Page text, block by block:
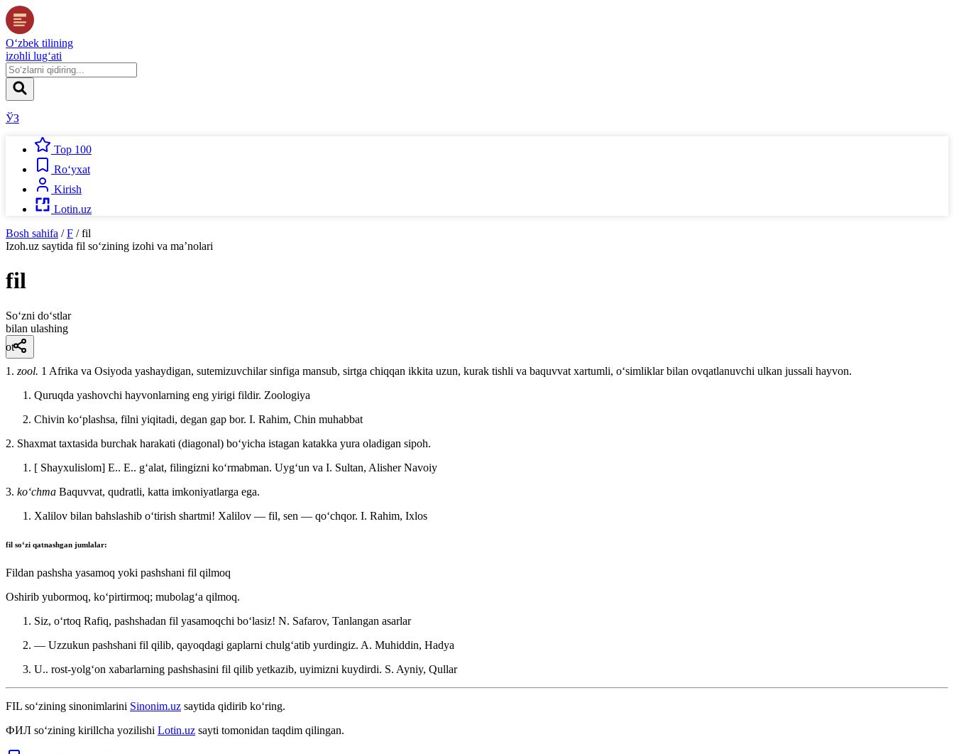
O‘zbek tilining
izohli lug‘ati
ЎЗ
Top 100
Ro‘yxat
Kirish
Lotin.uz
Bosh sahifa / F / fil
Izoh.uz saytida fil so‘zining izohi va ma’nolari
fil
So‘zni do‘stlar
bilan ulashing
ot
1. zool. 1 Afrika va Osiyoda yashaydigan, sutemizuvchilar sinfiga mansub, sirtga chiqqan ikkita uzun, kurak tishli va baquvvat xartumli, oʻsimliklar bilan ovqatlanuvchi ulkan jussali hayvon.
Quruqda yashovchi hayvonlarning eng yirigi fildir. Zoologiya
Chivin koʻplashsa, filni yiqitadi, degan gap bor. I. Rahim, Chin muhabbat
2. Shaxmat taxtasida burchak harakati (diagonal) boʻyicha istagan katakka yura oladigan sipoh.
[ Shayxulislom] E.. E.. gʻalat, filingizni koʻrmabman. Uygʻun va I. Sultan, Alisher Navoiy
3. koʻchma Baquvvat, qudratli, katta imkoniyatlarga ega.
Xalilov bilan bahslashib oʻtirish shartmi! Xalilov — fil, sen — qoʻchqor. I. Rahim, Ixlos
fil soʻzi qatnashgan jumlalar:
Fildan pashsha yasamoq yoki pashshani fil qilmoq
Oshirib yubormoq, koʻpirtirmoq; mubolagʻa qilmoq.
Siz, oʻrtoq Rafiq, pashshadan fil yasamoqchi boʻlasiz! N. Safarov, Tanlangan asarlar
— Uzzukun pashshani fil qilib, qayoqdagi gaplarni chulgʻatib yurdingiz. A. Muhiddin, Hadya
U.. rost-yolgʻon xabarlarning pashshasini fil qilib yetkazib, uyimizni kuydirdi. S. Ayniy, Qullar
FIL so‘zining sinonimlarini Sinonim.uz saytida qidirib ko‘ring.
ФИЛ so‘zining kirillcha yozilishi Lotin.uz sayti tomonidan taqdim qilingan.